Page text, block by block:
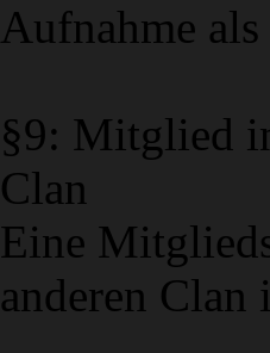
Aufnahme
§9: Mitglied
Clan
Eine
anderen